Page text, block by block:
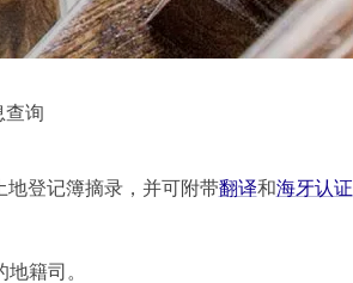
询
登记簿摘录，并可附带翻译和海牙认证
籍司。